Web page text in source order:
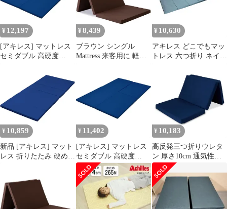
6つ折り コンパクト ネ
イビー MK6-SS NV
厚さ8cm 体圧分散 敷布
団 折り畳み 高反発マッ
トレス ベッドマットレ
ス 点で支える AK-801
¥ 12,197
[アキレス] マットレス
セミダブル 高硬度
腰痛 抗菌 消臭 厚み4cm
車中泊 災害 ごろ寝 四
つ折り コンパクト
¥ 8,439
ブラウン シングル
Mattress 来客用に 軽量
たたんでコンパクト・
省スペース 90N 程よい
硬さ +1枚で寝心地アッ
プ 重ねて使える日本製
ウレタンマットレス ア
イリスプラザ
¥ 10,630
アキレス どこでもマッ
トレス 六つ折り ネイビ
MK6-SSS（BL） 1枚
¥ 10,859
新品 [アキレス] マット
レス 折りたたみ 硬め
抗菌 消臭 厚み4㎝ 車中
泊 災害 ごろ寝 6つ折り
コンパクト ネイビー
¥ 11,402
[アキレス] マットレス
セミダブル 高硬度
(190N) 硬め 折りたたみ
腰痛 抗菌 消臭 厚み4cm
車中泊 災害 ごろ寝 四
つ折り コンパクト
¥ 10,183
高反発三つ折りウレタ
ン 厚さ10cm 通気性と
体圧分散性の良いマッ
トレス シングル ネイビ
ー アイリスプラザ
AHPM3-25D-S